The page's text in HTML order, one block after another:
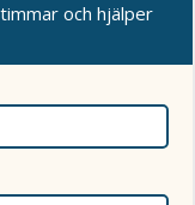
och hjälper